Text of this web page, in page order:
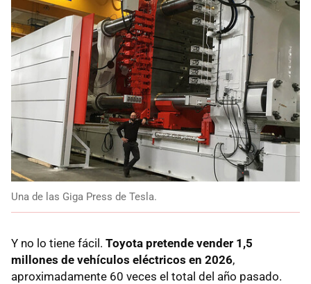
Una de las Giga Press de Tesla.
Y no lo tiene fácil. Toyota pretende vender 1,5
millones de vehículos eléctricos en 2026,
aproximadamente 60 veces el total del año pasado.